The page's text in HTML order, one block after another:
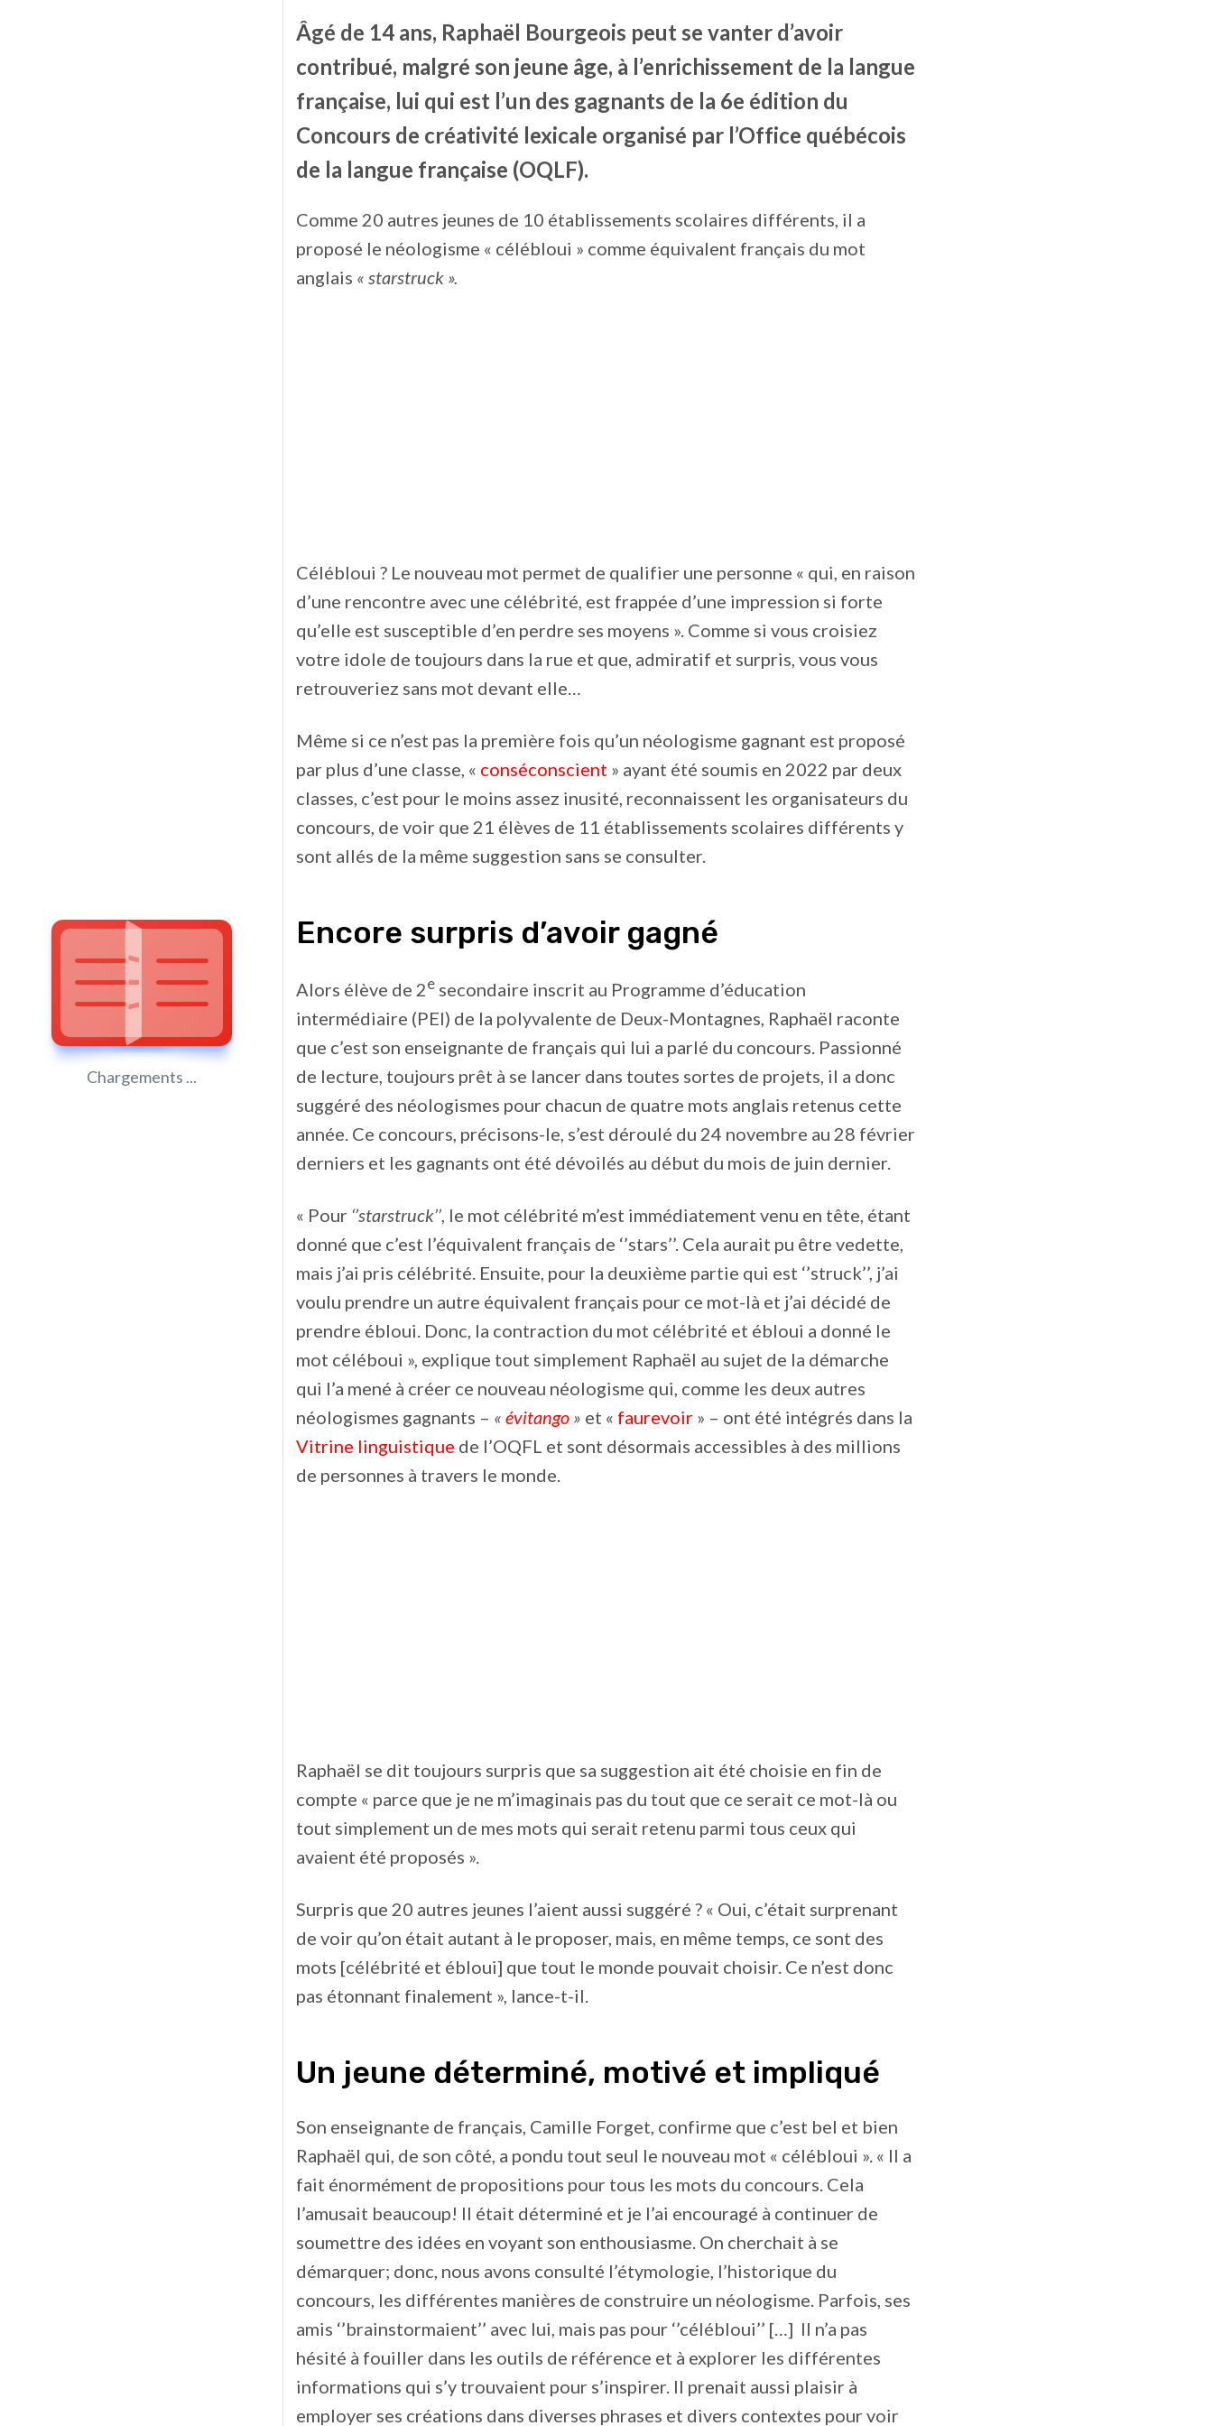
Chargements ...
Âgé de 14 ans, Raphaël Bourgeois peut se vanter d’avoir
contribué, malgré son jeune âge, à l’enrichissement de la langue
française, lui qui est l’un des gagnants de la 6e édition du
Concours de créativité lexicale organisé par l’Office québécois
de la langue française (OQLF).
Comme 20 autres jeunes de 10 établissements scolaires différents, il a
proposé le néologisme « célébloui » comme équivalent français du mot
anglais « starstruck ».
Célébloui ? Le nouveau mot permet de qualifier une personne « qui, en raison
d’une rencontre avec une célébrité, est frappée d’une impression si forte
qu’elle est susceptible d’en perdre ses moyens ». Comme si vous croisiez
votre idole de toujours dans la rue et que, admiratif et surpris, vous vous
retrouveriez sans mot devant elle…
Même si ce n’est pas la première fois qu’un néologisme gagnant est proposé
par plus d’une classe, « conséconscient » ayant été soumis en 2022 par deux
classes, c’est pour le moins assez inusité, reconnaissent les organisateurs du
concours, de voir que 21 élèves de 11 établissements scolaires différents y
sont allés de la même suggestion sans se consulter.
Encore surpris d’avoir gagné
Alors élève de 2esecondaire inscrit au Programme d’éducation
intermédiaire (PEI) de la polyvalente de Deux-Montagnes, Raphaël raconte
que c’est son enseignante de français qui lui a parlé du concours. Passionné
de lecture, toujours prêt à se lancer dans toutes sortes de projets, il a donc
suggéré des néologismes pour chacun de quatre mots anglais retenus cette
année. Ce concours, précisons-le, s’est déroulé du 24 novembre au 28 février
derniers et les gagnants ont été dévoilés au début du mois de juin dernier.
« Pour ‘’starstruck’’, le mot célébrité m’est immédiatement venu en tête, étant
donné que c’est l’équivalent français de ‘’stars’’. Cela aurait pu être vedette,
mais j’ai pris célébrité. Ensuite, pour la deuxième partie qui est ‘’struck’’, j’ai
voulu prendre un autre équivalent français pour ce mot-là et j’ai décidé de
prendre ébloui. Donc, la contraction du mot célébrité et ébloui a donné le
mot céléboui », explique tout simplement Raphaël au sujet de la démarche
qui l’a mené à créer ce nouveau néologisme qui, comme les deux autres
néologismes gagnants – « évitango» et « faurevoir» – ont été intégrés dans la
Vitrine linguistique de l’OQFL et sont désormais accessibles à des millions
de personnes à travers le monde.
Raphaël se dit toujours surpris que sa suggestion ait été choisie en fin de
compte « parce que je ne m’imaginais pas du tout que ce serait ce mot-là ou
tout simplement un de mes mots qui serait retenu parmi tous ceux qui
avaient été proposés ».
Surpris que 20 autres jeunes l’aient aussi suggéré ? « Oui, c’était surprenant
de voir qu’on était autant à le proposer, mais, en même temps, ce sont des
mots [célébrité et ébloui] que tout le monde pouvait choisir. Ce n’est donc
pas étonnant finalement », lance-t-il.
Un jeune déterminé, motivé et impliqué
Son enseignante de français, Camille Forget, confirme que c’est bel et bien
Raphaël qui, de son côté, a pondu tout seul le nouveau mot « célébloui ». « Il a
fait énormément de propositions pour tous les mots du concours. Cela
l’amusait beaucoup! Il était déterminé et je l’ai encouragé à continuer de
soumettre des idées en voyant son enthousiasme. On cherchait à se
démarquer; donc, nous avons consulté l’étymologie, l’historique du
concours, les différentes manières de construire un néologisme. Parfois, ses
amis ‘’brainstormaient’’ avec lui, mais pas pour ‘’célébloui’’ […] Il n’a pas
hésité à fouiller dans les outils de référence et à explorer les différentes
informations qui s’y trouvaient pour s’inspirer. Il prenait aussi plaisir à
employer ses créations dans diverses phrases et divers contextes pour voir